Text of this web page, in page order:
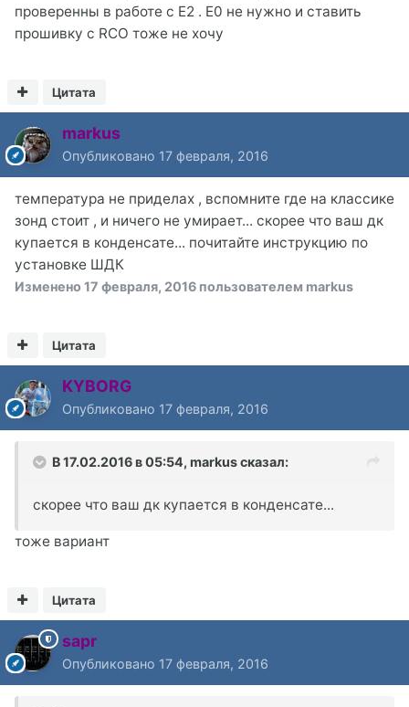
проверенны в работе с Е2 . Е0 не нужно и ставить
прошивку с RCO тоже не хочу
Цитата
markus
Опубликовано 17 февраля, 2016
температура не приделах , вспомните где на классике
зонд стоит , и ничего не умирает... скорее что ваш дк
купается в конденсате... почитайте инструкцию по
установке ШДК
Изменено 17 февраля, 2016 пользователем markus
Цитата
KYBORG
Опубликовано 17 февраля, 2016
В 17.02.2016 в 05:54, markus сказал:
скорее что ваш дк купается в конденсате...
тоже вариант
Цитата
sapr
Опубликовано 17 февраля, 2016